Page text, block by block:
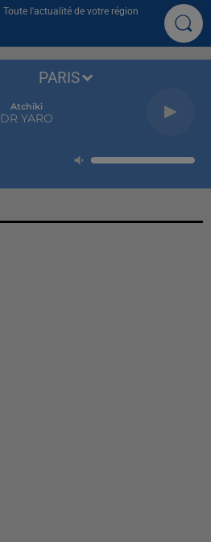
Toute l'actualité de votre région
Atchiki
DR YARO
PARIS